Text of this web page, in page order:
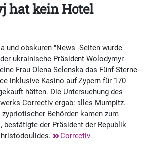
hat kein Hotel
und obskuren "News"-Seiten wurde
ukrainische Präsident Wolodymyr
Frau Olena Selenska das Fünf-Sterne-
inklusive Kasino auf Zypern für 170
hätten. Die Untersuchung des
Correctiv ergab: alles Mumpitz.
zypriotischer Behörden kamen zum
bestätigte der Präsident der Republik
Correctiv